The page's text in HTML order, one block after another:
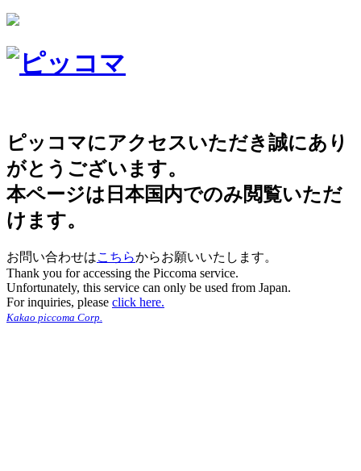
ピッコマにアクセスいただき誠にあり
がとうございます。
本ページは日本国内でのみ閲覧いただ
けます。
お問い合わせはこちらからお願いいたします。
Thank you for accessing the Piccoma service.
Unfortunately, this service can only be used from Japan.
For inquiries, please click here.
Kakao piccoma Corp.